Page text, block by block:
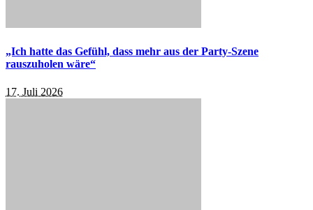
„Ich hatte das Gefühl, dass mehr aus der Party-Szene
rauszuholen wäre“
17. Juli 2026